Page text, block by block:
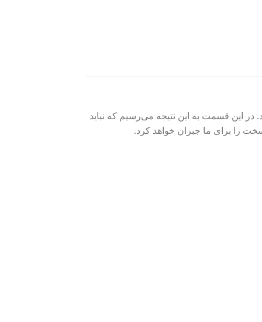
این قسمت به این نتیجه می‌رسیم که نباید
را برای ما جبران خواهد کرد.